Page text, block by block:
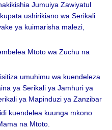
Jumuiya Zawiyatul
ushirikiano wa Serikali
ya kuimarisha malezi,
Mtoto wa Zuchu na
umuhimu wa kuendeleza
ya Serikali ya Jamhuri ya
ya Mapinduzi ya Zanzibar
kuendelea kuunga mkono
na Mtoto.